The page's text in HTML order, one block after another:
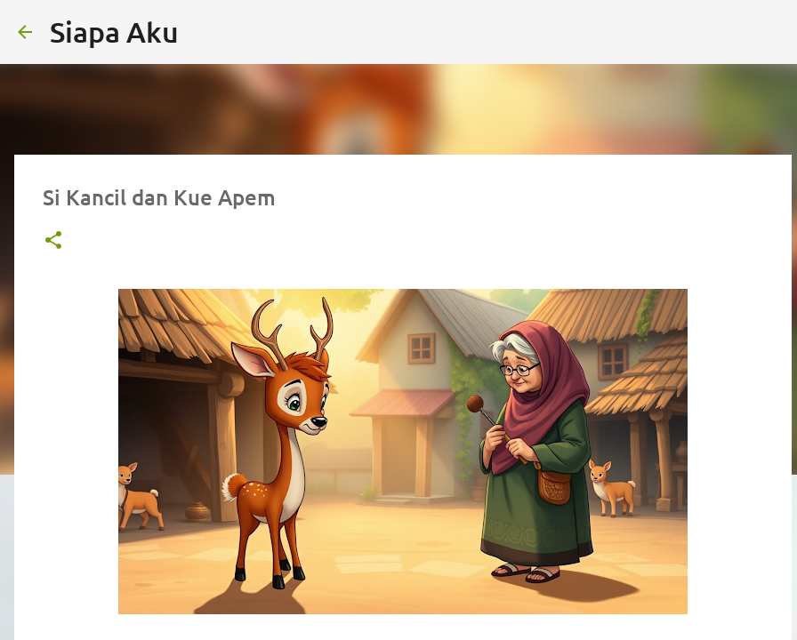
Siapa Aku
Si Kancil dan Kue Apem